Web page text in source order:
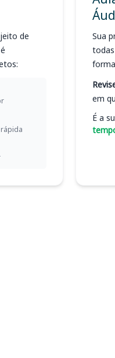
de
Sua
em
É a